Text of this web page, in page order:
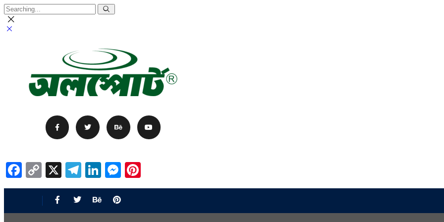
Facebook
Copy
Link
X Telegram
LinkedIn
Messenger